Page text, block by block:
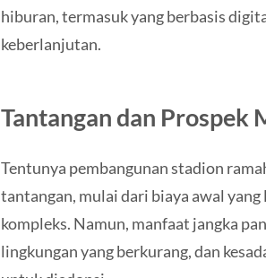
hiburan, termasuk yang berbasis
keberlanjutan.
Tantangan dan Prospek
Tentunya pembangunan stadion
tantangan, mulai dari biaya awal
kompleks. Namun, manfaat jangka
lingkungan yang berkurang, dan